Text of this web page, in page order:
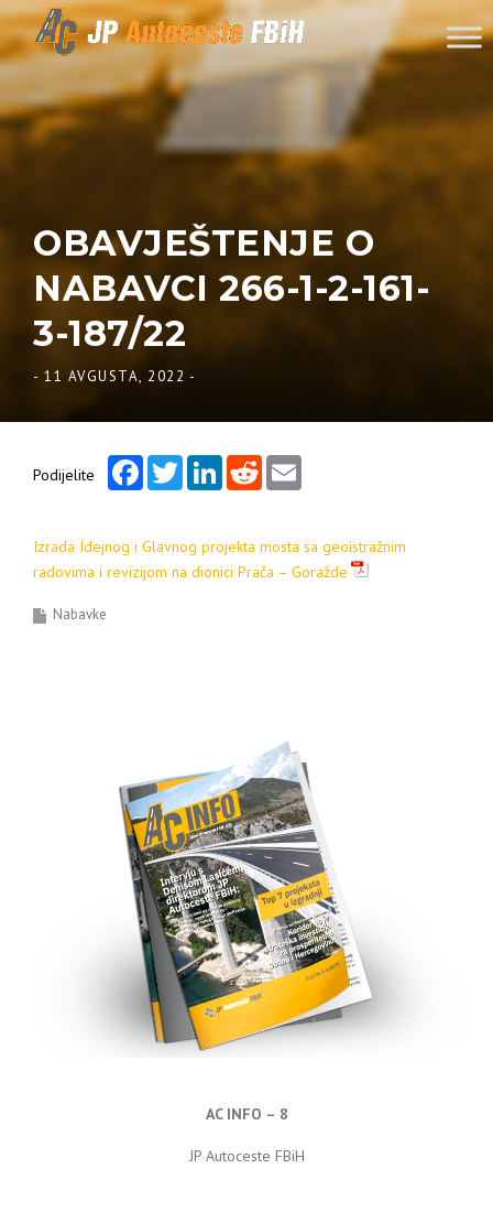
Skip to content
OBAVJEŠTENJE O
NABAVCI 266-1-2-161-
3-187/22
- 11 AVGUSTA, 2022 -
Podijelite
FacebookTwitterLinkedInReddit
Izrada Idejnog i Glavnog projekta mosta sa geoistražnim
radovima i revizijom na dionici Prača – Goražde
Nabavke
AC INFO – 8
JP Autoceste FBiH